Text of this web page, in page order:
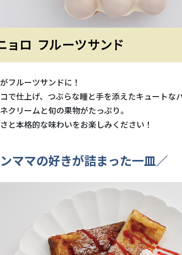
フルーツサンドに！
で仕上げ、つぶらな瞳と手を添えたキュートなパ
クリームと旬の果物がたっぷり。
と本格的な味わいをお楽しみください！
ママの好きが詰まった一皿／